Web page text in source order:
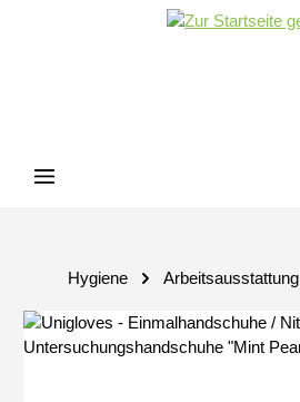
Zum Hauptinhalt springen
Hygiene Arbeitsausstattung
Bildergalerie überspringen